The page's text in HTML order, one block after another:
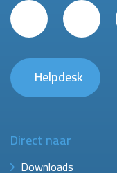
Helpdesk
Direct naar
Downloads